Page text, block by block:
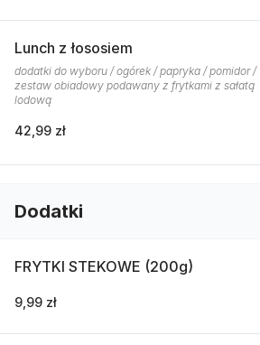
Lunch z łososiem
dodatki do wyboru / ogórek / papryka / pomidor /
zestaw obiadowy podawany z frytkami z sałatą
lodową
42,99 zł
Dodatki
FRYTKI STEKOWE (200g)
9,99 zł